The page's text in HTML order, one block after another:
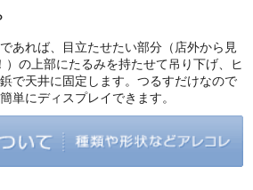
あれば、目立たせたい部分（店外から見
）の上部にたるみを持たせて吊り下げ、ヒ
で天井に固定します。つるすだけなので
単にディスプレイできます。